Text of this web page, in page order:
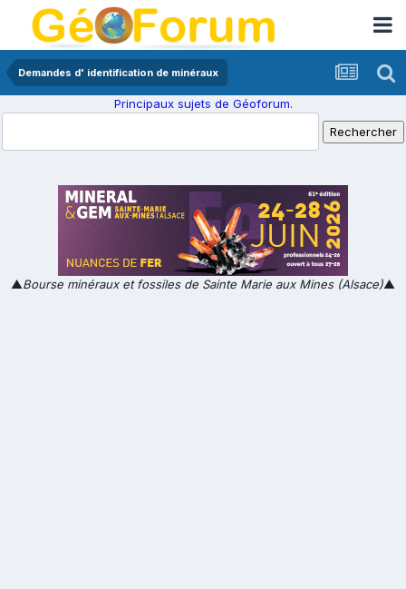
Demandes d' identification de minéraux
Principaux sujets de Géoforum.
▲Bourse minéraux et fossiles de Sainte Marie aux Mines (Alsace)▲